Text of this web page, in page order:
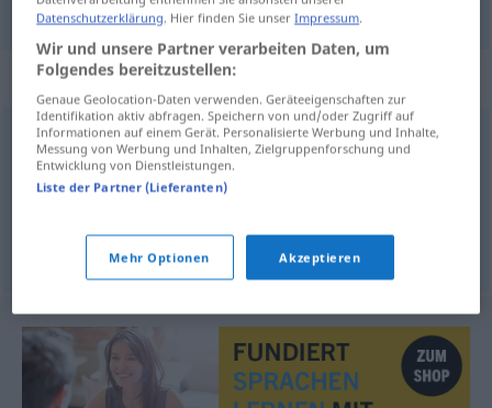
Synonyme für "verreißen"
(Punkt für Punkt) auseinandernehmen (ugs., fig.)
© OpenThesaurus.de
Datenschutzerklärung. Hier finden Sie unserImpressum.
Wir und unsere Partner verarbeiten Daten, um
Folgendes bereitzustellen:
Genaue Geolocation-Daten verwenden. Geräteeigenschaften zur
Identifikation aktiv abfragen. Speichern von und/oder Zugriff auf
Informationen auf einem Gerät. Personalisierte Werbung und Inhalte,
Messung von Werbung und Inhalten, Zielgruppenforschung und
Entwicklung von Dienstleistungen.
Liste der Partner (Lieferanten)
Mehr Optionen Akzeptieren